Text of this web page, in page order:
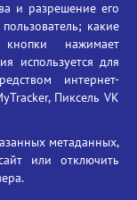
и разрешение его
какие
нажимает
используется для
интернет-
Пиксель VK
метаданных,
или отключить